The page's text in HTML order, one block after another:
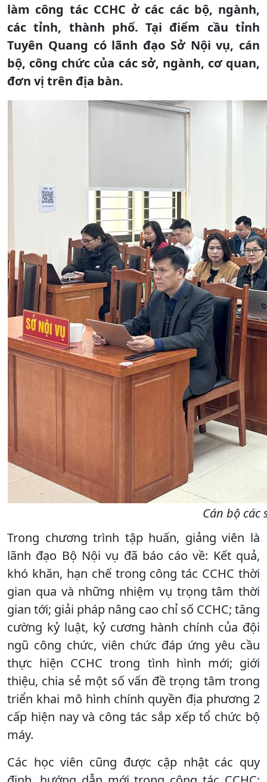
làm công tác CCHC ở các các bộ, ngành,
các tỉnh, thành phố. Tại điểm cầu tỉnh
Tuyên Quang có lãnh đạo Sở Nội vụ, cán
bộ, công chức của các sở, ngành, cơ quan,
đơn vị trên địa bàn.
Cán bộ
Trong chương trình tập huấn, giảng viên là
lãnh đạo Bộ Nội vụ đã báo cáo về: Kết quả,
khó khăn, hạn chế trong công tác CCHC thời
gian qua và những nhiệm vụ trọng tâm thời
gian tới; giải pháp nâng cao chỉ số CCHC; tăng
cường kỷ luật, kỷ cương hành chính của đội
ngũ công chức, viên chức đáp ứng yêu cầu
thực hiện CCHC trong tình hình mới; giới
thiệu, chia sẻ một số vấn đề trọng tâm trong
triển khai mô hình chính quyền địa phương 2
cấp hiện nay và công tác sắp xếp tổ chức bộ
máy.
Các học viên cũng được cập nhật các quy